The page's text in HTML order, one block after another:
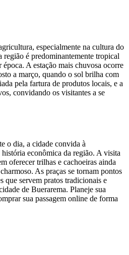
especialmente na cultura do
é predominantemente tropical
A estação mais chuvosa ocorre
a março, quando o sol brilha com
pela fartura de produtos locais, e a
convidando os visitantes a se
o dia, a cidade convida à
história econômica da região. A visita
oferecer trilhas e cachoeiras ainda
As praças se tornam pontos
que servem pratos tradicionais e
de Buerarema. Planeje sua
sua passagem online de forma